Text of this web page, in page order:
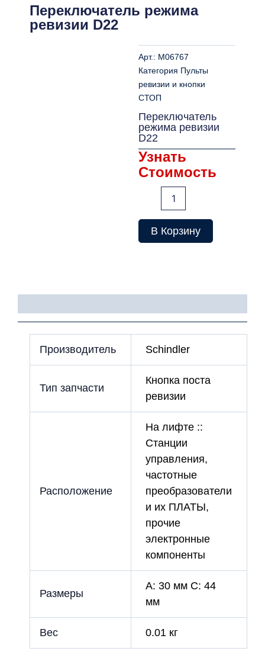
Переключатель режима
ревизии D22
Арт.: M06767
Категория Пульты
ревизии и кнопки
СТОП
Переключатель
режима ревизии
D22
Узнать
Стоимость
режима
ревизии
В Корзину
Производитель Schindler
Тип запчасти
Кнопка поста
ревизии
Расположение
На лифте ::
Станции
управления,
частотные
преобразователи
и их ПЛАТЫ,
прочие
электронные
компоненты
Размеры
A: 30 мм C: 44
мм
Вес 0.01 кг